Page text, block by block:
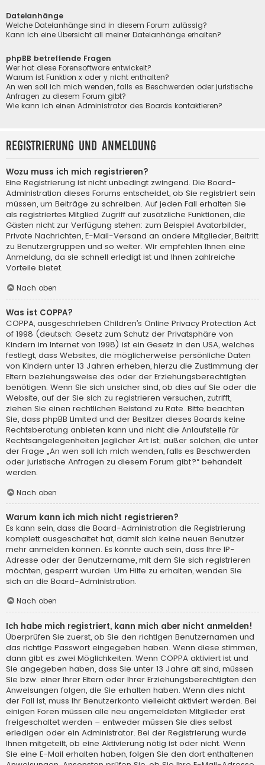
Dateianhänge
Welche Dateianhänge sind in diesem Forum zulässig?
Kann ich eine Übersicht all meiner Dateianhänge erhalten?
phpBB betreffende Fragen
Wer hat diese Forensoftware entwickelt?
Warum ist Funktion x oder y nicht enthalten?
An wen soll ich mich wenden, falls es Beschwerden oder juristische
Anfragen zu diesem Forum gibt?
Wie kann ich einen Administrator des Boards kontaktieren?
Registrierung und Anmeldung
Wozu muss ich mich registrieren?
Eine Registrierung ist nicht unbedingt zwingend. Die Board-
Administration dieses Forums entscheidet, ob Sie registriert sein
müssen, um Beiträge zu schreiben. Auf jeden Fall erhalten Sie
als registriertes Mitglied Zugriff auf zusätzliche Funktionen, die
Gästen nicht zur Verfügung stehen: zum Beispiel Avatarbilder,
Private Nachrichten, E-Mail-Versand an andere Mitglieder, Beitritt
zu Benutzergruppen und so weiter. Wir empfehlen Ihnen eine
Anmeldung, da sie schnell erledigt ist und Ihnen zahlreiche
Vorteile bietet.
Nach oben
Was ist COPPA?
COPPA, ausgeschrieben Children’s Online Privacy Protection Act
of 1998 (deutsch: Gesetz zum Schutz der Privatsphäre von
Kindern im Internet von 1998) ist ein Gesetz in den USA, welches
festlegt, dass Websites, die möglicherweise persönliche Daten
von Kindern unter 13 Jahren erheben, hierzu die Zustimmung der
Eltern beziehungsweise des oder der Erziehungsberechtigten
benötigen. Wenn Sie sich unsicher sind, ob dies auf Sie oder die
Website, auf der Sie sich zu registrieren versuchen, zutrifft,
ziehen Sie einen rechtlichen Beistand zu Rate. Bitte beachten
Sie, dass phpBB Limited und der Besitzer dieses Boards keine
Rechtsberatung anbieten kann und nicht die Anlaufstelle für
Rechtsangelegenheiten jeglicher Art ist; außer solchen, die unter
der Frage „An wen soll ich mich wenden, falls es Beschwerden
oder juristische Anfragen zu diesem Forum gibt?“ behandelt
werden.
Nach oben
Warum kann ich mich nicht registrieren?
Es kann sein, dass die Board-Administration die Registrierung
komplett ausgeschaltet hat, damit sich keine neuen Benutzer
mehr anmelden können. Es könnte auch sein, dass Ihre IP-
Adresse oder der Benutzername, mit dem Sie sich registrieren
möchten, gesperrt wurden. Um Hilfe zu erhalten, wenden Sie
sich an die Board-Administration.
Nach oben
Ich habe mich registriert, kann mich aber nicht anmelden!
Überprüfen Sie zuerst, ob Sie den richtigen Benutzernamen und
das richtige Passwort eingegeben haben. Wenn diese stimmen,
dann gibt es zwei Möglichkeiten. Wenn COPPA aktiviert ist und
Sie angegeben haben, dass Sie unter 13 Jahre alt sind, müssen
Sie bzw. einer Ihrer Eltern oder Ihrer Erziehungsberechtigten den
Anweisungen folgen, die Sie erhalten haben. Wenn dies nicht
der Fall ist, muss Ihr Benutzerkonto vielleicht aktiviert werden. Bei
einigen Foren müssen alle neu angemeldeten Mitglieder erst
freigeschaltet werden – entweder müssen Sie dies selbst
erledigen oder ein Administrator. Bei der Registrierung wurde
Ihnen mitgeteilt, ob eine Aktivierung nötig ist oder nicht. Wenn
Sie eine E-Mail erhalten haben, folgen Sie den dort enthaltenen